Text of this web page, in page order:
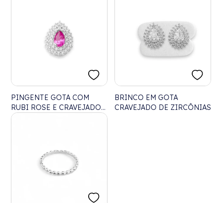
PINGENTE GOTA COM
RUBI ROSE E CRAVEJADO
DE ZIRCÔNIAS
BRINCO EM GOTA
CRAVEJADO DE ZIRCÔNIAS